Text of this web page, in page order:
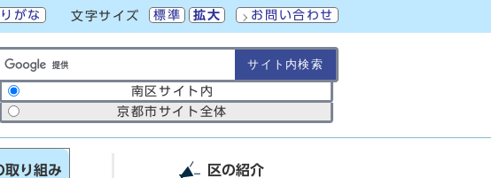
がな 文字サイズ 標準 拡大 お問い合わせ
サイト内検索の範囲
南区サイト内
京都市サイト全体
取り組み 区の紹介